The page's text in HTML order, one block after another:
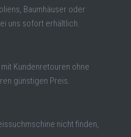
Baumhäuser oder
uns sofort erhältlich.
Kundenretouren ohne
günstigen Preis.
nicht finden,